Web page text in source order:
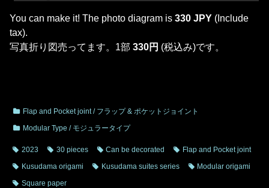
You can make it! The photo diagram is 330 JPY (Include
tax).
写真折り図売ってます。1部 330円 (税込み)です。
Flap and Pocket joint / フラップ & ポケットジョイント
Modular Type / モジュラータイプ
2023 30 pieces Can be decorated
Flap and Pocket joint
Kusudama origami
Kusudama suites series
Modular origami
Square paper